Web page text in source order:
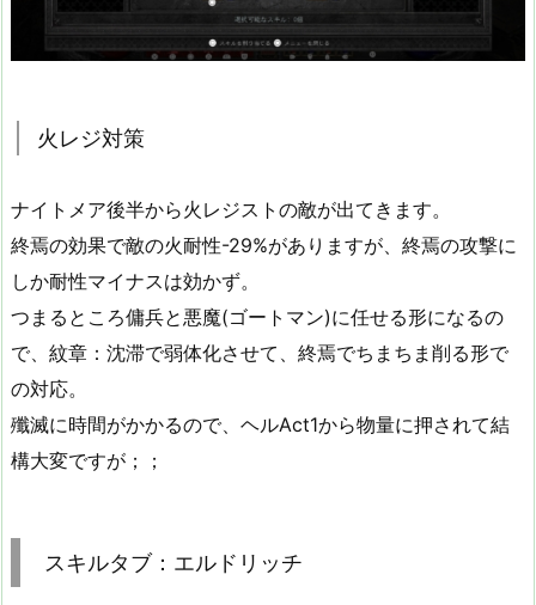
火レジ対策
ナイトメア後半から火レジストの敵が出てきます。
終焉の効果で敵の火耐性-29%がありますが、終焉の攻撃に
しか耐性マイナスは効かず。
つまるところ傭兵と悪魔(ゴートマン)に任せる形になるの
で、紋章：沈滞で弱体化させて、終焉でちまちま削る形で
の対応。
殲滅に時間がかかるので、ヘルAct1から物量に押されて結
構大変ですが；；
スキルタブ：エルドリッチ